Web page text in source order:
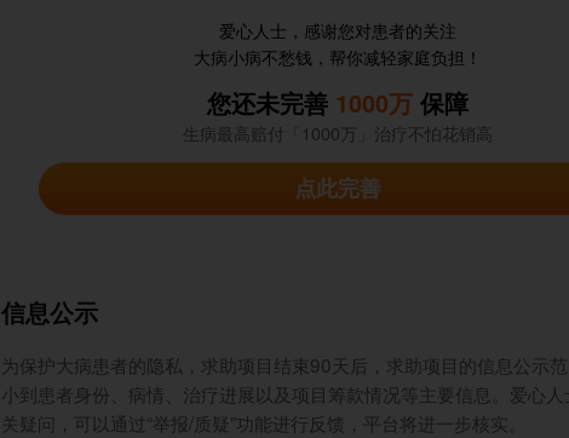
爱心人士，感谢您对患者的关注
大病小病不愁钱，帮你减轻家庭负担！
您还未完善 1000万 保障
生病最高赔付「1000万」治疗不怕花销高
点此完善
信息公示
为保护大病患者的隐私，求助项目结束90天后，求助项目的信息公示
小到患者身份、病情、治疗进展以及项目筹款情况等主要信息。爱心
关疑问，可以通过“举报/质疑”功能进行反馈，平台将进一步核实。